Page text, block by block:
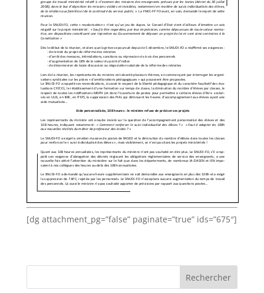
[dg attachment_pg=”false” paginate=”true” ids=”675″]